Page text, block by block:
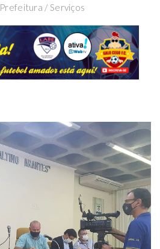
Prefeitura / Serviços